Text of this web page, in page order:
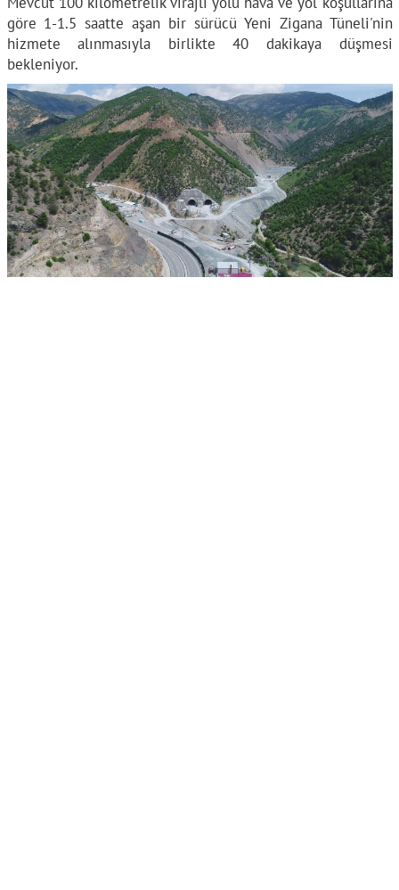
göre 1-1.5 saatte aşan bir sürücü Yeni Zigana Tüneli'nin
hizmete alınmasıyla birlikte 40 dakikaya düşmesi
bekleniyor.